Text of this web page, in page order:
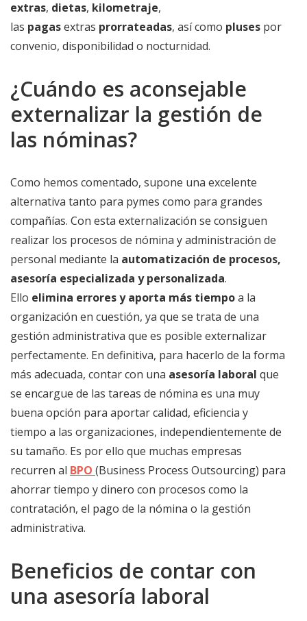
extras, dietas, kilometraje,
las pagasextras prorrateadas, así como pluses por
convenio, disponibilidad o nocturnidad.
¿Cuándo es aconsejable
externalizar la gestión de
las nóminas?
Como hemos comentado, supone una excelente
alternativa tanto para pymes como para grandes
compañías. Con esta externalización se consiguen
realizar los procesos de nómina y administración de
personal mediante la automatización de procesos,
asesoría especializada y personalizada.
Ello elimina errores y aporta más tiempoa la
organización en cuestión, ya que se trata de una
gestión administrativa que es posible externalizar
perfectamente. En definitiva, para hacerlo de la forma
más adecuada, contar con una asesoría laboral que
se encargue de las tareas de nómina es una muy
buena opción para aportar calidad, eficiencia y
tiempo a las organizaciones, independientemente de
su tamaño. Es por ello que muchas empresas
recurren al BPO (Business Process Outsourcing) para
ahorrar tiempo y dinero con procesos como la
contratación, el pago de la nómina o la gestión
administrativa.
Beneficios de contar con
una asesoría laboral